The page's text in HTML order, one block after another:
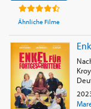
Ähnliche Filme